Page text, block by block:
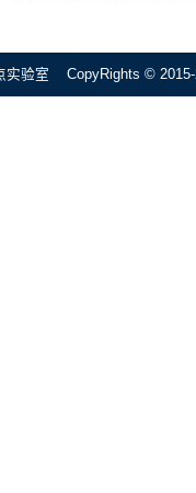
实验室 CopyRights ©